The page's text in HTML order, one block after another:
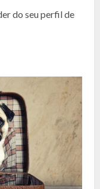
do seu perfil de